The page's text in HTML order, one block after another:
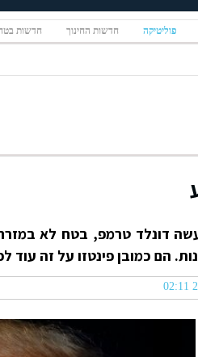
פוליטיקה חדשות החינוך חדשות
דונלד טרמפ, בטח לא
הם כמובן פינטזו על זה עוד